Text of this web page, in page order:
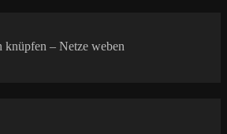
knüpfen – Netze weben